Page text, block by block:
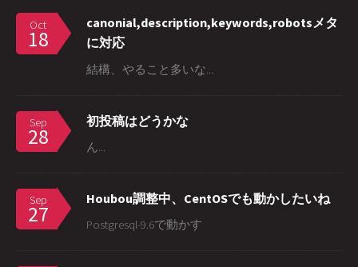
Oct
18
canonial,description,keywords,robotsメタ
に対応
結構、やること多いな...
Sep
28
初投稿はどうかな
ん...
Sep
27
Houbou調整中、CentOSでも動かしたいね
Postgresql-9.6で動かす